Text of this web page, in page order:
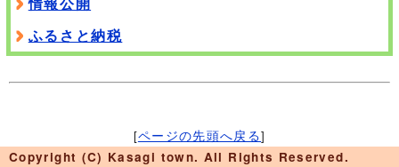
ふるさと納税
[ページの先頭へ戻る]
Copyright (C) Kasagi town. All Rights Reserved.